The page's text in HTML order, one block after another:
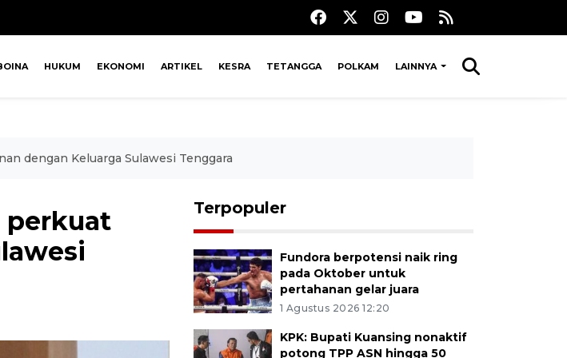
HUKUM EKONOMI ARTIKEL KESRA TETANGGA POLKAM LAINNYA
dengan Keluarga Sulawesi Tenggara
perkuat
Terpopuler
Fundora berpotensi naik ring
pada Oktober untuk
pertahanan gelar juara
1 Agustus 2026 12:20
KPK: Bupati Kuansing nonaktif
potong TPP ASN hingga 50